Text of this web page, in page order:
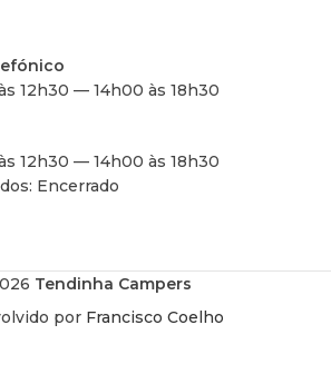
12h30 — 14h00 às 18h30
12h30 — 14h00 às 18h30
Encerrado
Tendinha Campers
por Francisco Coelho